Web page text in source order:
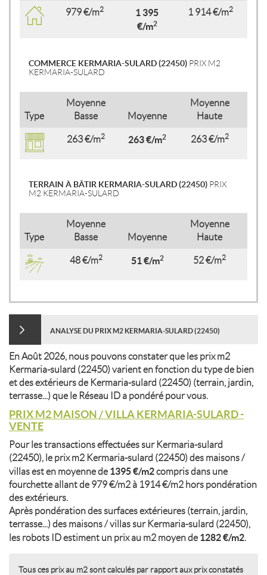
979 €/m2
1 395
€/m2
1 914 €/m2
COMMERCE KERMARIA-SULARD (22450) PRIX M2
KERMARIA-SULARD
Type
Moyenne
Basse
Moyenne
Moyenne
Haute
263 €/m2 263 €/m2 263 €/m2
TERRAIN À BÂTIR KERMARIA-SULARD (22450) PRIX
M2 KERMARIA-SULARD
Type
Moyenne
Basse
Moyenne
Moyenne
Haute
48 €/m2 51 €/m2 52 €/m2
ANALYSE DU PRIX M2 KERMARIA-SULARD (22450)
En Août 2026, nous pouvons constater que les prix m2
Kermaria-sulard (22450) varient en fonction du type de bien
et des extérieurs de Kermaria-sulard (22450) (terrain, jardin,
terrasse...) que le Réseau ID a pondéré pour vous.
PRIX M2 MAISON / VILLA KERMARIA-SULARD -
VENTE
Pour les transactions effectuées sur Kermaria-sulard
(22450), le prix m2 Kermaria-sulard (22450) des maisons /
villas est en moyenne de 1395 €/m2compris dans une
fourchette allant de 979 €/m2 à 1914 €/m2 hors pondération
des extérieurs.
Après pondération des surfaces extérieures (terrain, jardin,
terrasse...) des maisons / villas sur Kermaria-sulard (22450),
les robots ID estiment un prix au m2 moyen de 1282 €/m2.
Tous ces prix au m2 sont calculés par rapport aux prix constatés